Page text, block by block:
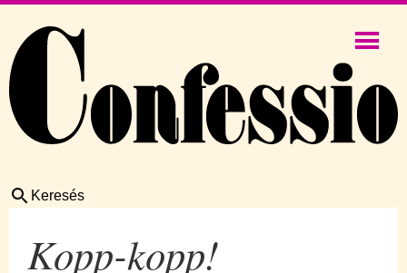
Keresés
Kopp-kopp!